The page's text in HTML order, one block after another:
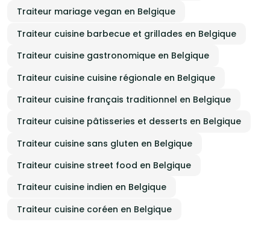
Traiteur mariage vegan en Belgique
Traiteur cuisine barbecue et grillades en Belgique
Traiteur cuisine gastronomique en Belgique
Traiteur cuisine cuisine régionale en Belgique
Traiteur cuisine français traditionnel en Belgique
Traiteur cuisine pâtisseries et desserts en Belgique
Traiteur cuisine sans gluten en Belgique
Traiteur cuisine street food en Belgique
Traiteur cuisine indien en Belgique
Traiteur cuisine coréen en Belgique